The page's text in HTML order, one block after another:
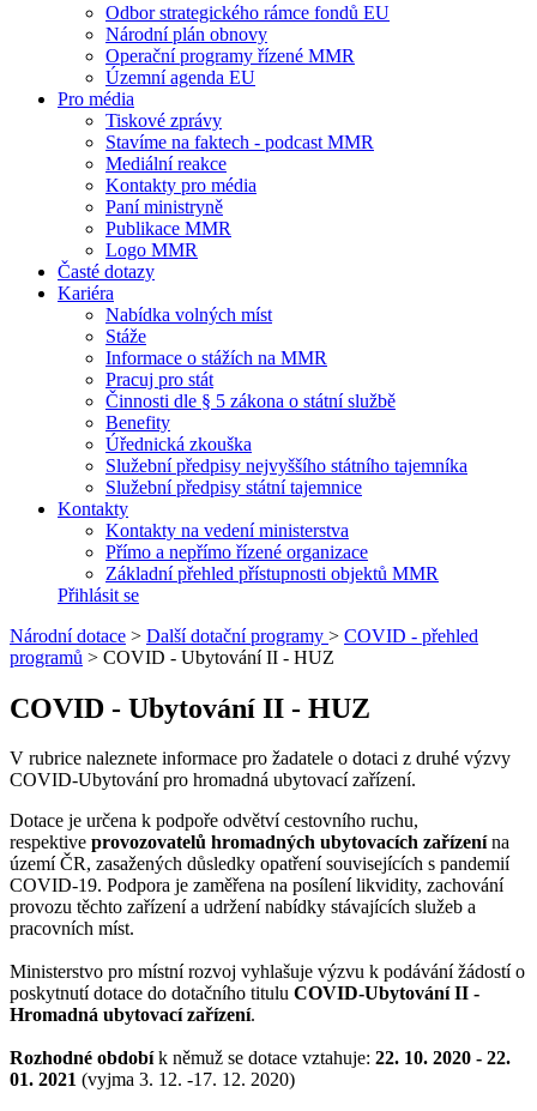
Odbor strategického rámce fondů EU
Národní plán obnovy
Operační programy řízené MMR
Územní agenda EU
Pro média
Tiskové zprávy
Stavíme na faktech - podcast MMR
Mediální reakce
Kontakty pro média
Paní ministryně
Publikace MMR
Logo MMR
Časté dotazy
Kariéra
Nabídka volných míst
Stáže
Informace o stážích na MMR
Pracuj pro stát
Činnosti dle § 5 zákona o státní službě
Benefity
Úřednická zkouška
Služební předpisy nejvyššího státního tajemníka
Služební předpisy státní tajemnice
Kontakty
Kontakty na vedení ministerstva
Přímo a nepřímo řízené organizace
Základní přehled přístupnosti objektů MMR
Přihlásit se
Národní dotace > Další dotační programy > COVID - přehled
programů > COVID - Ubytování II - HUZ
COVID - Ubytování II - HUZ
V rubrice naleznete informace pro žadatele o dotaci z druhé výzvy
COVID-Ubytování pro hromadná ubytovací zařízení.
Dotace je určena k podpoře odvětví cestovního ruchu,
respektive provozovatelů hromadných ubytovacích zařízenína
území ČR, zasažených důsledky opatření souvisejících s pandemií
COVID-19. Podpora je zaměřena na posílení likvidity, zachování
provozu těchto zařízení a udržení nabídky stávajících služeb a
pracovních míst.
Ministerstvo pro místní rozvoj vyhlašuje výzvu k podávání žádostí o
poskytnutí dotace do dotačního titulu COVID-Ubytování II -
Hromadná ubytovací zařízení.
Rozhodné obdobík němuž se dotace vztahuje: 22. 10. 2020 - 22.
01. 2021 (vyjma 3. 12. -17. 12. 2020)